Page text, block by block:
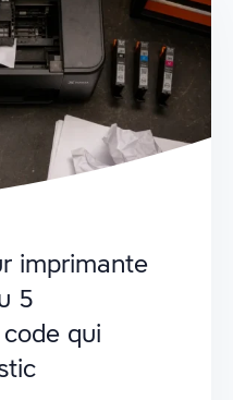
imprimante
5
qui